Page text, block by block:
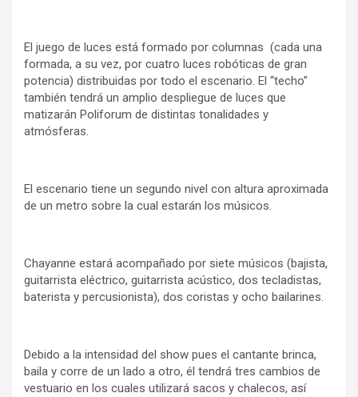
El juego de luces está formado por columnas (cada una
formada, a su vez, por cuatro luces robóticas de gran
potencia) distribuidas por todo el escenario. El “techo”
también tendrá un amplio despliegue de luces que
matizarán Poliforum de distintas tonalidades y
atmósferas.
El escenario tiene un segundo nivel con altura aproximada
de un metro sobre la cual estarán los músicos.
Chayanne estará acompañado por siete músicos (bajista,
guitarrista eléctrico, guitarrista acústico, dos tecladistas,
baterista y percusionista), dos coristas y ocho bailarines.
Debido a la intensidad del show pues el cantante brinca,
baila y corre de un lado a otro, él tendrá tres cambios de
vestuario en los cuales utilizará sacos y chalecos, así